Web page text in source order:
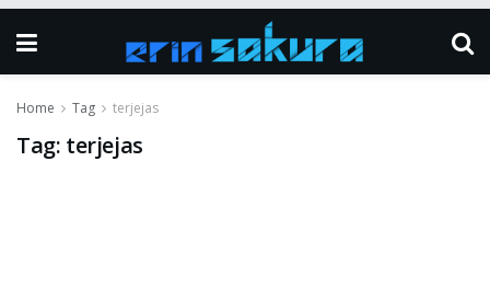
Home Tag terjejas
Tag: terjejas